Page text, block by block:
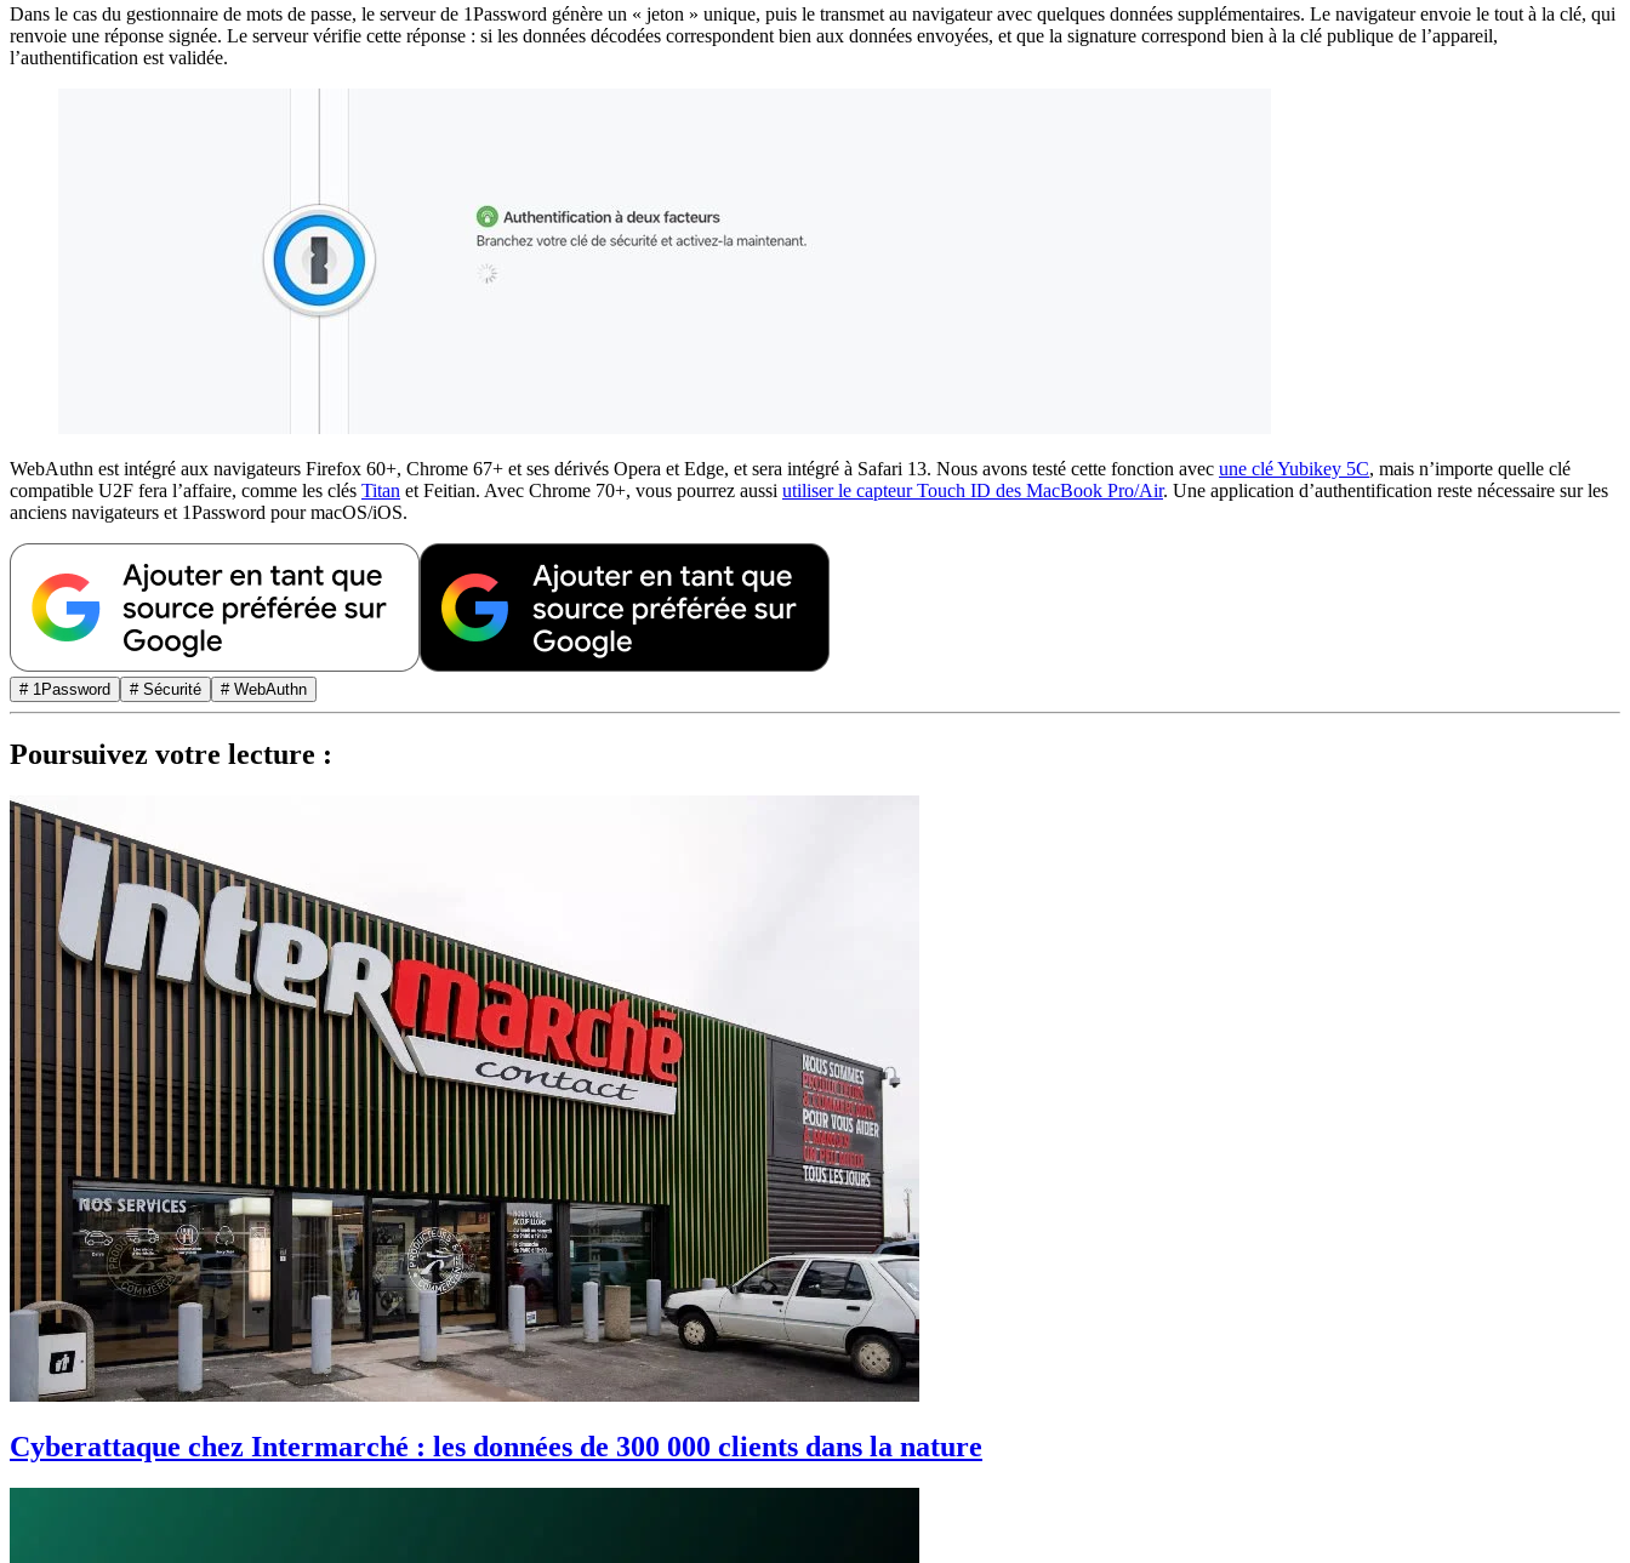
Dans le cas du gestionnaire de mots de passe, le serveur de 1Password génère un « jeton » unique, puis le transmet au navigateur avec quelques données supplémentaires. Le navigateur envoie le tout à la clé, qui
renvoie une réponse signée. Le serveur vérifie cette réponse : si les données décodées correspondent bien aux données envoyées, et que la signature correspond bien à la clé publique de l’appareil,
l’authentification est validée.
WebAuthn est intégré aux navigateurs Firefox 60+, Chrome 67+ et ses dérivés Opera et Edge, et sera intégré à Safari 13. Nous avons testé cette fonction avec une clé Yubikey 5C, mais n’importe quelle clé
compatible U2F fera l’affaire, comme les clés Titan et Feitian. Avec Chrome 70+, vous pourrez aussi utiliser le capteur Touch ID des MacBook Pro/Air. Une application d’authentification reste nécessaire sur les
anciens navigateurs et 1Password pour macOS/iOS.
# 1Password # Sécurité # WebAuthn
Poursuivez votre lecture :
Cyberattaque chez Intermarché : les données de 300 000 clients dans la nature